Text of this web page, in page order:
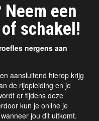
een
schakel!
nergens aan
aansluitend hierop krijg
de rijopleiding en je
er tijdens deze
kun je online je
jou dit uitkomt.